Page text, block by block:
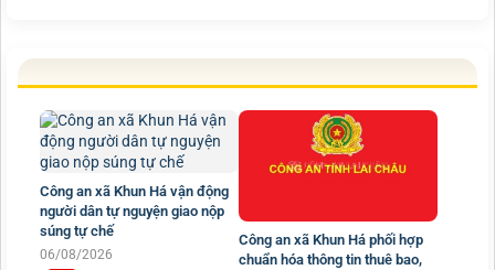
Công an xã Khun Há vận động
người dân tự nguyện giao nộp
súng tự chế
06/08/2026
Công an xã Khun Há phối hợp
chuẩn hóa thông tin thuê bao,